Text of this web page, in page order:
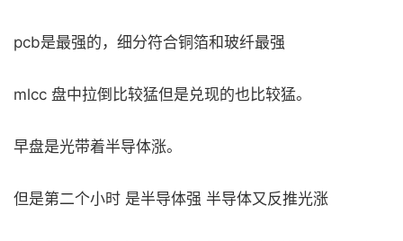
pcb是最强的，细分符合铜箔和玻纤最强
mlcc 盘中拉倒比较猛但是兑现的也比较猛。
早盘是光带着半导体涨。
但是第二个小时 是半导体强 半导体又反推光涨